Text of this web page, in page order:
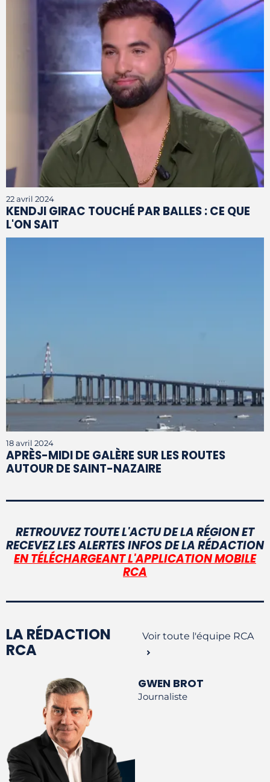
22 avril 2024
KENDJI GIRAC TOUCHÉ PAR BALLES : CE QUE
L'ON SAIT
18 avril 2024
APRÈS-MIDI DE GALÈRE SUR LES ROUTES
AUTOUR DE SAINT-NAZAIRE
RETROUVEZ TOUTE L'ACTU DE LA RÉGION ET
RECEVEZ LES ALERTES INFOS DE LA RÉDACTION
EN TÉLÉCHARGEANT L'APPLICATION MOBILE
RCA
LA RÉDACTION
RCA
Voir toute l'équipe RCA
GWEN BROT
Journaliste